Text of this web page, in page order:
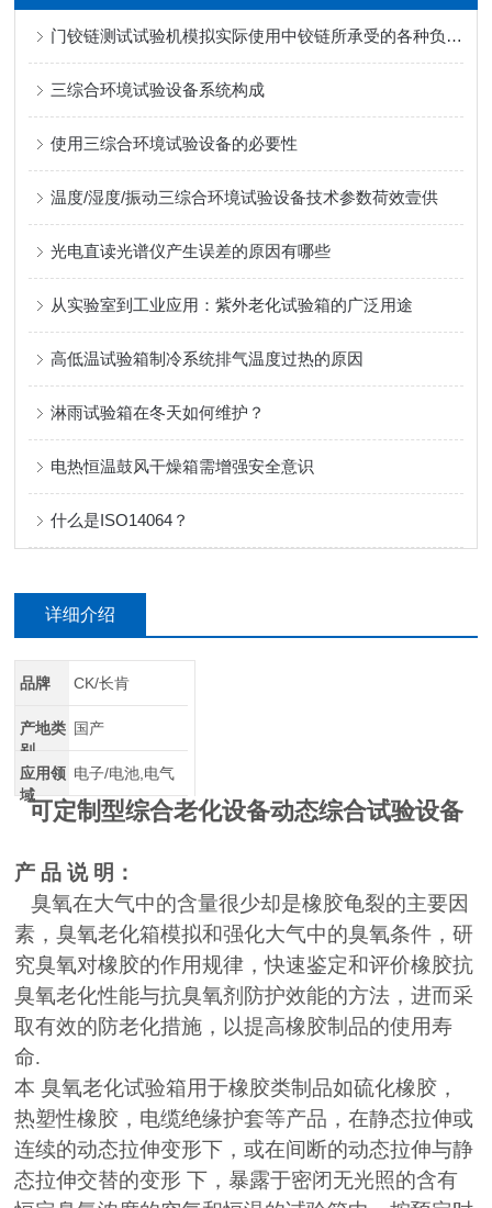
门铰链测试试验机模拟实际使用中铰链所承受的各种负载和应力
三综合环境试验设备系统构成
使用三综合环境试验设备的必要性
温度/湿度/振动三综合环境试验设备技术参数荷效壹供
光电直读光谱仪产生误差的原因有哪些
从实验室到工业应用：紫外老化试验箱的广泛用途
高低温试验箱制冷系统排气温度过热的原因
淋雨试验箱在冬天如何维护？
电热恒温鼓风干燥箱需增强安全意识
什么是ISO14064？
详细介绍
品牌 CK/长肯
产地类
别
国产
应用领
域
电子/电池,电气
可定制型综合老化设备动态综合试验设备
产 品 说 明：
臭氧在大气中的含量很少却是橡胶龟裂的主要因
素，臭氧老化箱模拟和强化大气中的臭氧条件，研
究臭氧对橡胶的作用规律，快速鉴定和评价橡胶抗
臭氧老化性能与抗臭氧剂防护效能的方法，进而采
取有效的防老化措施，以提高橡胶制品的使用寿
命.
本 臭氧老化试验箱用于橡胶类制品如硫化橡胶，
热塑性橡胶，电缆绝缘护套等产品，在静态拉伸或
连续的动态拉伸变形下，或在间断的动态拉伸与静
态拉伸交替的变形 下，暴露于密闭无光照的含有